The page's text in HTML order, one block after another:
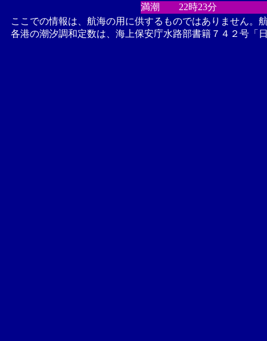
満潮
22時23分
ここでの情報は、航海の用に供するものではありません。
各港の潮汐調和定数は、海上保安庁水路部書籍７４２号「